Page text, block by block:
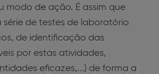
modo de ação. É assim que
série de testes de laboratório
de identificação das
por estas atividades,
eficazes,...) de forma a